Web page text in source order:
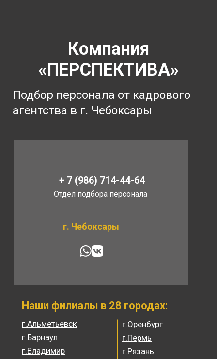
г.Оренбург
г.Пермь
г.Рязань
г.Альметьевск
г.Барнаул
г.Владимир
Наши филиалы в 28 городах:
Отдел подбора персонала
+ 7 (986) 714-44-64
г. Чебоксары
Подбор персонала от кадрового
агентства в г. Чебоксары
Компания
«ПЕРСПЕКТИВА»